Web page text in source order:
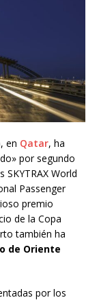
en Qatar, ha
por segundo
World
Passenger
premio
de la Copa
también ha
de Oriente
por los